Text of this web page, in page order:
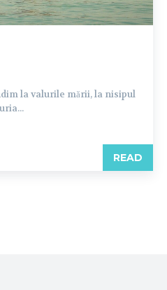
la valurile mării, la nisipul
READ